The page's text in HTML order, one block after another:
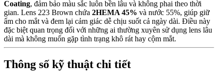
Coating, đảm bảo màu sắc luôn bền lâu và không phai theo thời
gian. Lens 223 Brown chứa 2HEMA 45% và nước 55%, giúp giữ
ẩm cho mắt và đem lại cảm giác dễ chịu suốt cả ngày dài. Điều này
đặc biệt quan trọng đối với những ai thường xuyên sử dụng lens lâu
dài mà không muốn gặp tình trạng khô rát hay cộm mắt.
Thông số kỹ thuật chi tiết